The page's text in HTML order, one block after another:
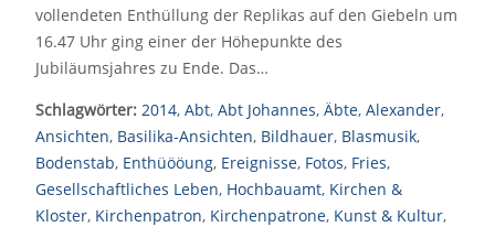
vollendeten Enthüllung der Replikas auf den Giebeln um
16.47 Uhr ging einer der Höhepunkte des
Jubiläumsjahres zu Ende. Das…
Schlagwörter: 2014, Abt, Abt Johannes, Äbte, Alexander,
Ansichten, Basilika-Ansichten, Bildhauer, Blasmusik,
Bodenstab, Enthüööung, Ereignisse, Fotos, Fries,
Gesellschaftliches Leben, Hochbauamt, Kirchen &
Kloster, Kirchenpatron, Kirchenpatrone, Kunst & Kultur,